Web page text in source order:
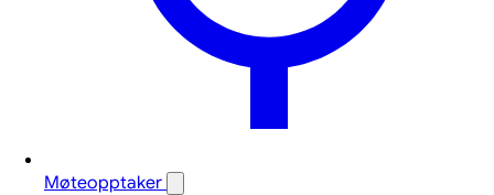
Møteopptaker